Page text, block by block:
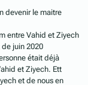
devenir le maitre
entre Vahid et Ziyech
juin 2020
était déjà
et Ziyech. Ett
et de nous en